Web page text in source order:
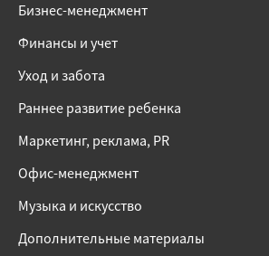
Бизнес-менеджмент
Финансы и учет
Уход и забота
Раннее развитие ребенка
Маркетинг, реклама, PR
Офис-менеджмент
Музыка и искусство
Дополнительные материалы